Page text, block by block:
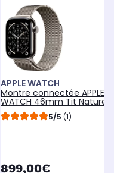
APPLE WATCH
Montre connectée APPLE
WATCH 46mm Tit Naturel
Serie 11 M/L Cellular
5/5 (1)
currentPrice
899,00€